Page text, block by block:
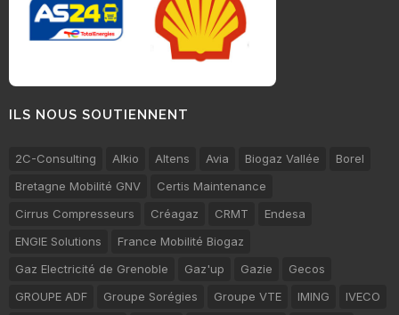
ILS NOUS SOUTIENNENT
2C-Consulting Alkio Altens Avia Biogaz Vallée
Borel
Bretagne Mobilité GNV
Certis Maintenance
Cirrus Compresseurs
Créagaz CRMT
Endesa
ENGIE Solutions
France Mobilité Biogaz
Gaz Electricité de Grenoble
Gaz'up Gazie
Gecos
GROUPE ADF
Groupe Sorégies Groupe VTE IMING
IVECO